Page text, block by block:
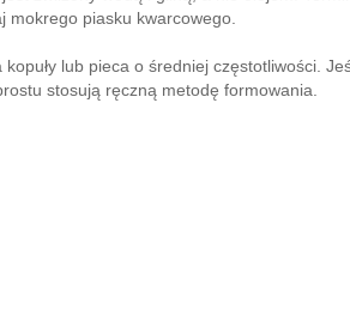
mokrego piasku kwarcowego.
lub pieca o średniej częstotliwości.
stosują ręczną metodę formowania.